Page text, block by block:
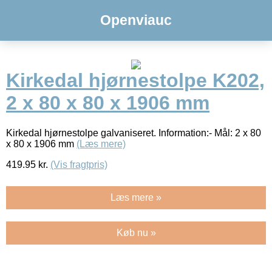
Openviauc
Kirkedal hjørnestolpe K202,
2 x 80 x 80 x 1906 mm
Kirkedal hjørnestolpe galvaniseret. Information:- Mål: 2 x 80
x 80 x 1906 mm (Læs mere)
419.95 kr. (Vis fragtpris)
Læs mere »
Køb nu »